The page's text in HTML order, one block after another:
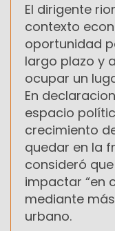
El dirigente
contexto
oportunidad
largo plazo y
ocupar un
En
espacio
crecimiento
quedar en la
consideró
impactar “en
mediante
urbano.